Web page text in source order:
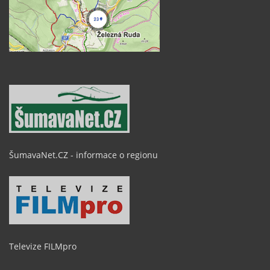
ŠumavaNet.CZ - informace o regionu
Televize FILMpro